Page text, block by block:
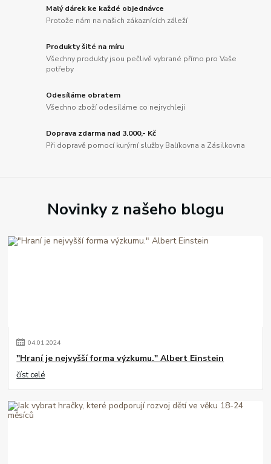
Malý dárek ke každé objednávce
Protože nám na našich zákaznících záleží
Produkty šité na míru
Všechny produkty jsou pečlivě vybrané přímo pro Vaše
potřeby
Odesíláme obratem
Všechno zboží odesíláme co nejrychleji
Doprava zdarma nad 3.000,- Kč
Při dopravě pomocí kurýrní služby Balíkovna a Zásilkovna
Novinky z našeho blogu
04.01.2024
"Hraní je nejvyšší forma výzkumu." Albert Einstein
číst celé